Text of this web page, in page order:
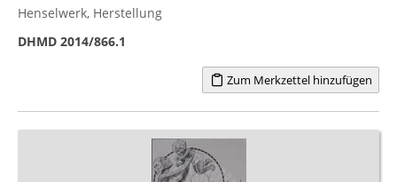
Henselwerk, Herstellung
DHMD 2014/866.1
Zum Merkzettel hinzufügen